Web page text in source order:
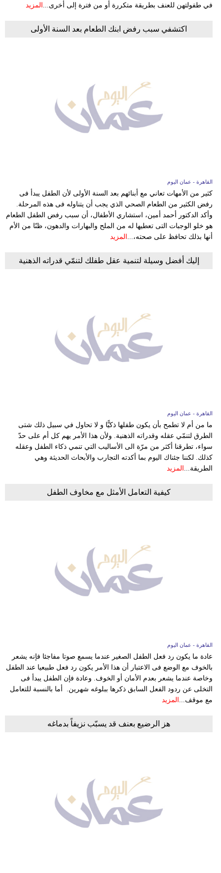
في طفولتهن للعنف بطريقة متكررة أو من فترة إلى أخرى... المزيد
اكتشفي سبب رفض ابنك الطعام بعد السنة الأولى
القاهرة - عمان اليوم
كثير من الأمهات تعاني مع أبنائهم بعد السنة الأولى لأن الطفل يبدأ فى
رفض الكثير من الطعام الصحي الذي يجب أن يتناوله فى هذه المرحلة.
وأكد الدكتور أحمد أمين، استشاري الأطفال، أن سبب رفض الطفل الطعام
هو خلو الوجبات التى تعطيها له من الملح والبهارات والدهون، ظنًا من الأم
أنها بذلك تحافظ على صحته،...
المزيد
إليك أفضل وسيلة لتنمية عقل طفلك لتنمّي قدراته الذهنية
القاهرة - عمان اليوم
ما من أم لا تطمح بأن يكون طفلها ذكيًّا و لا تحاول في سبيل ذلك شتى
الطرق لتنمّي عقله وقدراته الذهنية. ولأن هذا الأمر يهم كل أم على حدّ
سواء، تطرقنا أكثر من مرّة الى الأساليب التي تنمي ذكاء الطفل وعقله
كذلك. لكننا جئناك اليوم بما أكدته التجارب والأبحاث الحديثة وهي
الطريقة... المزيد
كيفية التعامل الأمثل مع مخاوف الطفل
القاهرة - عمان اليوم
عادة ما يكون رد فعل الطفل الصغير عندما يسمع صوتا مفاجئا فإنه يشعر
بالخوف مع الوضع فى الاعتبار أن هذا الأمر يكون رد فعل طبيعيا عند الطفل
وخاصة عندما يشعر بعدم الأمان أو الخوف. وعادة فإن الطفل يبدأ فى
التخلى عن ردود الفعل السابق ذكرها ببلوغه شهرين. أما بالنسبة للتعامل
مع موقف... المزيد
هز الرضيع بعنف قد يسبّب نزيفاً بدماغه